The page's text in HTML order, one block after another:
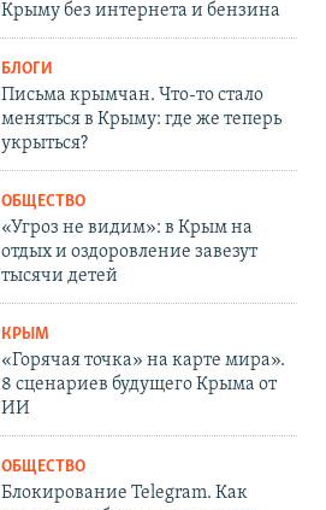
Крыму без интернета и бензина
БЛОГИ
Письма крымчан. Что-то стало
меняться в Крыму: где же теперь
укрыться?
ОБЩЕСТВО
«Угроз не видим»: в Крым на
отдых и оздоровление завезут
тысячи детей
КРЫМ
«Горячая точка» на карте мира».
8 сценариев будущего Крыма от
ИИ
ОБЩЕСТВО
Блокирование Telegram. Как